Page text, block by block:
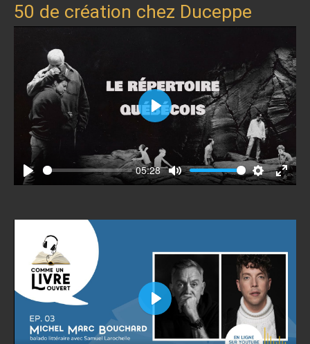
50 de création chez Duceppe
Play
05:28
Mute SettingsEnter
Play
Play